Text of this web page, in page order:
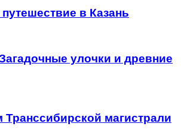
в Казань
улочки и древние
Транссибирской магистрали